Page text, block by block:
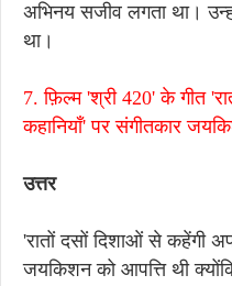
अभिनय सजीव लगता था।
था।
7. फ़िल्म 'श्री 420' के गीत
कहानियाँ' पर संगीतकार
उत्तर
'रातों दसों दिशाओं से कहेंगी
जयकिशन को आपत्ति थी